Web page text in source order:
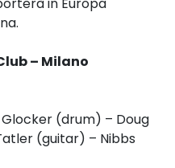
– Milano
(drum) – Doug
(guitar) – Nibbs